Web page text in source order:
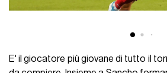
E' il giocatore più giovane di tutto il